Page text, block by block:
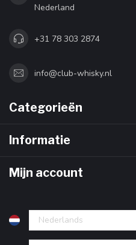
Nederland
+31 78 303 2874
info@club-whisky.nl
Categorieën
Informatie
Mijn account